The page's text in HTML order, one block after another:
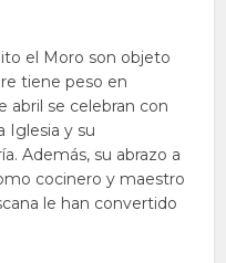
el Moro son objeto
tiene peso en
abril se celebran con
Iglesia y su
Además, su abrazo a
cocinero y maestro
le han convertido